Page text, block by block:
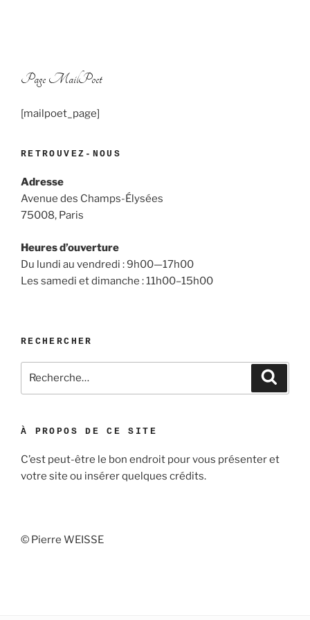
Page MailPoet
[mailpoet_page]
RETROUVEZ-NOUS
Adresse
Avenue des Champs-Élysées
75008, Paris
Heures d’ouverture
Du lundi au vendredi : 9h00—17h00
Les samedi et dimanche : 11h00–15h00
RECHERCHER
pour
À PROPOS DE CE SITE
C’est peut-être le bon endroit pour vous présenter et
votre site ou insérer quelques crédits.
© Pierre WEISSE